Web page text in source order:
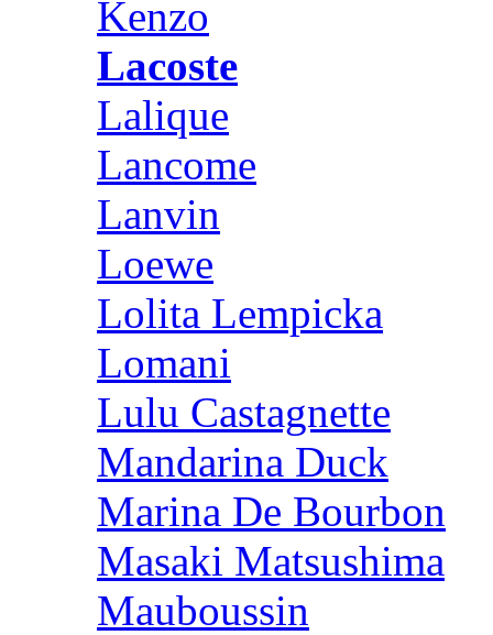
Kenzo
Lacoste
Lalique
Lancome
Lanvin
Loewe
Lolita Lempicka
Lomani
Lulu Castagnette
Mandarina Duck
Marina De Bourbon
Masaki Matsushima
Mauboussin